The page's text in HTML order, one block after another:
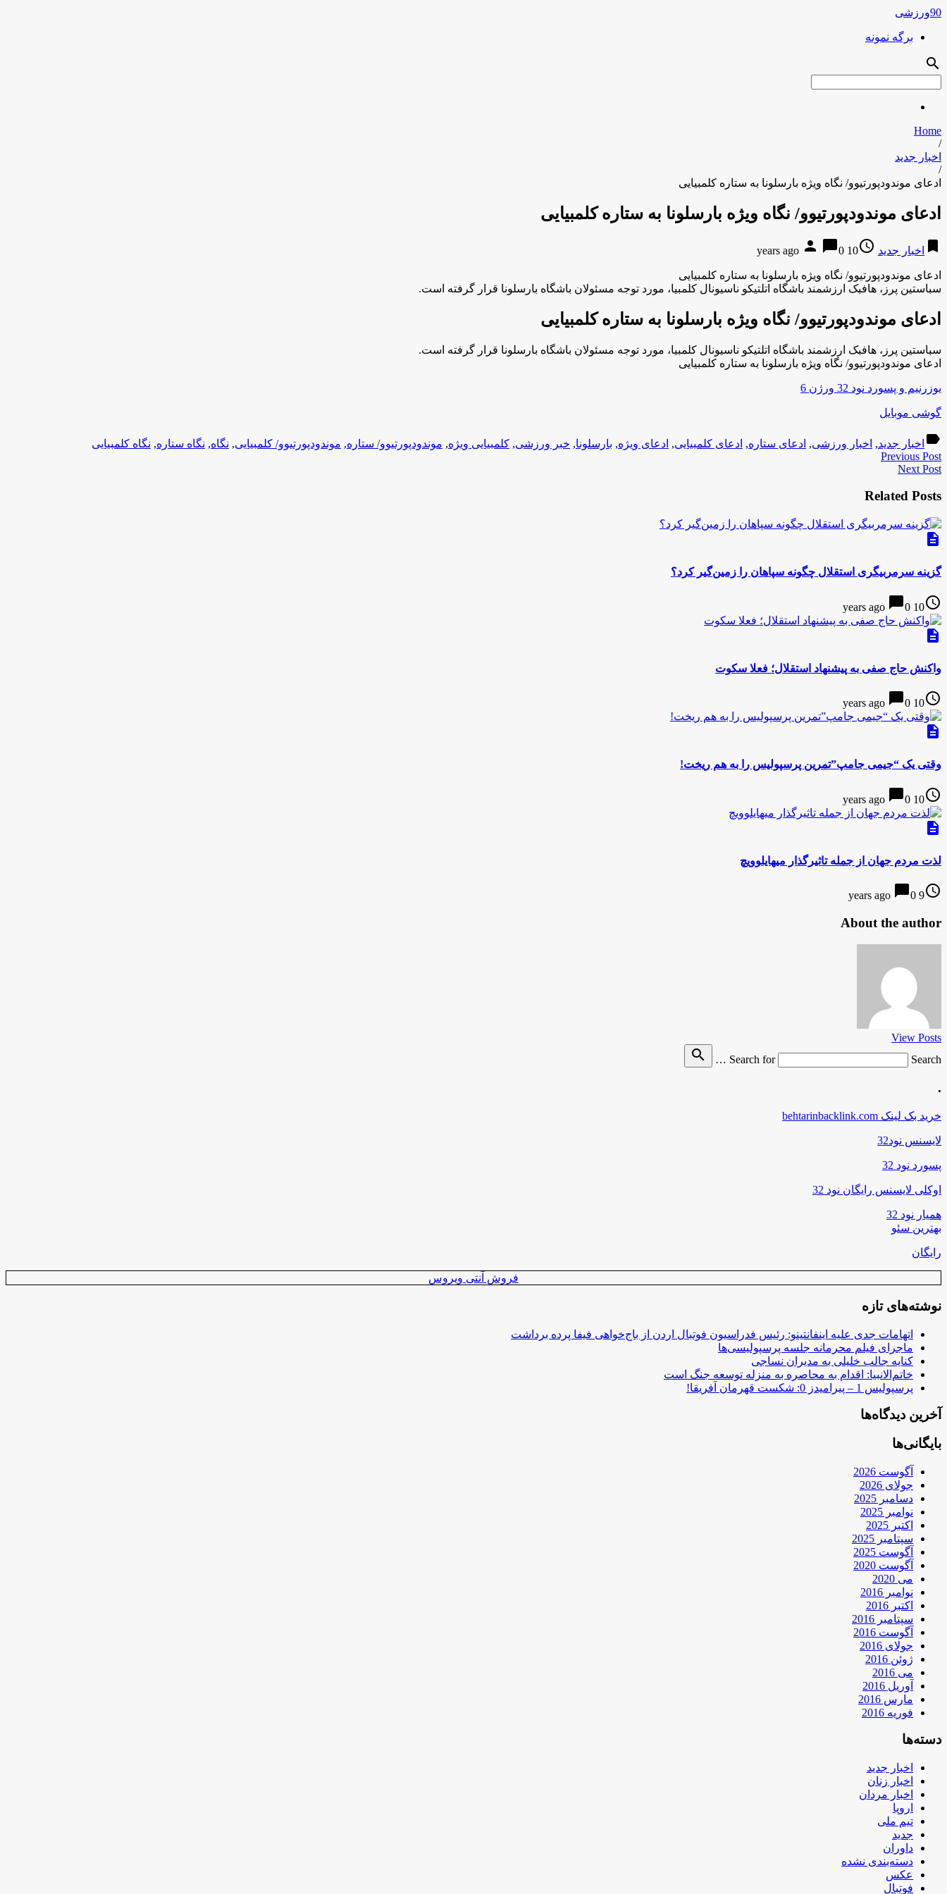
90ورزشی
برگه نمونه
search
Home
/
اخبار جدید
/
ادعای موندودپورتیوو/ نگاه ویژه بارسلونا به ستاره کلمبیایی
ادعای موندودپورتیوو/ نگاه ویژه بارسلونا به ستاره کلمبیایی
bookmark اخبار جدید access_time
10 years ago
person chat_bubble0
ادعای موندودپورتیوو/ نگاه ویژه بارسلونا به ستاره کلمبیایی
سباستین پرز، هافبک ارزشمند باشگاه اتلتیکو ناسیونال کلمبیا، مورد توجه مسئولان باشگاه بارسلونا قرار گرفته است.
ادعای موندودپورتیوو/ نگاه ویژه بارسلونا به ستاره کلمبیایی
سباستین پرز، هافبک ارزشمند باشگاه اتلتیکو ناسیونال کلمبیا، مورد توجه مسئولان باشگاه بارسلونا قرار گرفته است.
ادعای موندودپورتیوو/ نگاه ویژه بارسلونا به ستاره کلمبیایی
یوزرنیم و پسورد نود 32 ورژن 6
گوشی موبایل
label اخبار جدید, اخبار ورزشی, ادعای ستاره, ادعای کلمبیایی, ادعای ویژه, بارسلونا, خبر ورزشی, کلمبیایی ویژه, موندودپورتیوو/ ستاره, موندودپورتیوو/ کلمبیایی, نگاه, نگاه ستاره, نگاه کلمبیایی
Previous Post
Next Post
Related Posts
description
گزینه سرمربیگری استقلال چگونه سپاهان را زمین‌گیر کرد؟
access_time
10 years ago
chat_bubble0
description
واکنش حاج صفی به پیشنهاد استقلال؛ فعلا سکوت
access_time
10 years ago
chat_bubble0
description
وقتی یک “جیمی جامپ”تمرین پرسپولیس را به هم ریخت!
access_time
10 years ago
chat_bubble0
description
لذت مردم جهان از جمله تاثیرگذار میهایلوویچ
access_time
9 years ago
chat_bubble0
About the author
View Posts
Search for
Search …
search
.
خرید بک لینک behtarinbacklink.com
لایسنس نود32
پسورد نود 32
اوکلی لایسنس رایگان نود 32
همیار نود 32
بهترین سئو
رایگان
فروش آنتی ویروس
نوشته‌های تازه
اتهامات جدی علیه اینفانتینو: رئیس فدراسیون فوتبال اردن از باج‌خواهی فیفا پرده برداشت
ماجرای فیلم محرمانه جلسه پرسپولیسی‌ها
کنایه جالب خلیلی به مدیران نساجی
خاتم‌الانبیا: اقدام به محاصره به منزله توسعه جنگ است
پرسپولیس 1 – پیرامیدز 0: شکست قهرمان آفریقا!
آخرین دیدگاه‌ها
بایگانی‌ها
آگوست 2026
جولای 2026
دسامبر 2025
نوامبر 2025
اکتبر 2025
سپتامبر 2025
آگوست 2025
آگوست 2020
می 2020
نوامبر 2016
اکتبر 2016
سپتامبر 2016
آگوست 2016
جولای 2016
ژوئن 2016
می 2016
آوریل 2016
مارس 2016
فوریه 2016
دسته‌ها
اخبار جدید
اخبار زنان
اخبار مردان
اروپا
تیم ملی
جدید
داوران
دسته‌بندی نشده
عکس
فوتبال